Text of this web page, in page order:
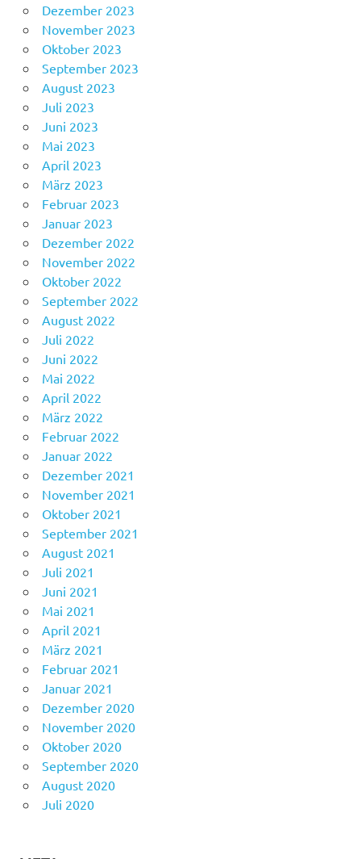
Dezember 2023
November 2023
Oktober 2023
September 2023
August 2023
Juli 2023
Juni 2023
Mai 2023
April 2023
März 2023
Februar 2023
Januar 2023
Dezember 2022
November 2022
Oktober 2022
September 2022
August 2022
Juli 2022
Juni 2022
Mai 2022
April 2022
März 2022
Februar 2022
Januar 2022
Dezember 2021
November 2021
Oktober 2021
September 2021
August 2021
Juli 2021
Juni 2021
Mai 2021
April 2021
März 2021
Februar 2021
Januar 2021
Dezember 2020
November 2020
Oktober 2020
September 2020
August 2020
Juli 2020